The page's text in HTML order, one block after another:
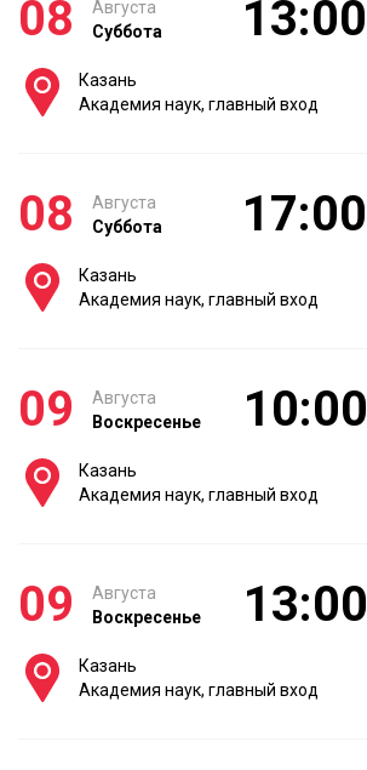
08
Августа
Суббота
13:00
Казань
Академия наук, главный вход
08
Августа
Суббота
17:00
Казань
Академия наук, главный вход
09
Августа
Воскресенье
10:00
Казань
Академия наук, главный вход
09
Августа
Воскресенье
13:00
Казань
Академия наук, главный вход